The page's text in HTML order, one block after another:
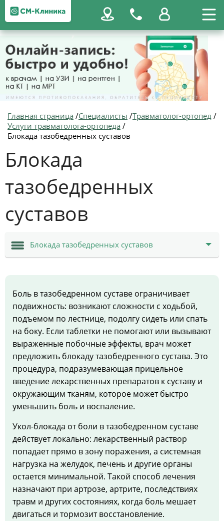
Главная страница /Специалисты /Травматолог-ортопед /
Услуги травматолога-ортопеда /
Блокада тазобедренных суставов
Блокада
тазобедренных
суставов
Блокада тазобедренных суставов
Боль в тазобедренном суставе ограничивает
подвижность: возникают сложности с ходьбой,
подъемом по лестнице, подолгу сидеть или спать
на боку. Если таблетки не помогают или вызывают
выраженные побочные эффекты, врач может
предложить блокаду тазобедренного сустава. Это
процедура, подразумевающая прицельное
введение лекарственных препаратов к суставу и
окружающим тканям, которое может быстро
уменьшить боль и воспаление.
Укол-блокада от боли в тазобедренном суставе
действует локально: лекарственный раствор
попадает прямо в зону поражения, а системная
нагрузка на желудок, печень и другие органы
остается минимальной. Такой способ лечения
назначают при артрозе, артрите, последствиях
травм и других состояниях, когда боль мешает
двигаться и тормозит восстановление.